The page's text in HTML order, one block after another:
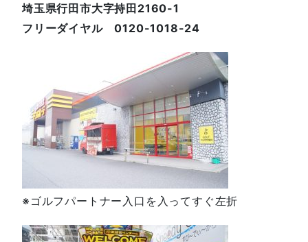
埼玉県行田市大字持田2160-1
フリーダイヤル 0120-1018-24
※ゴルフパートナー入口を入ってすぐ左折